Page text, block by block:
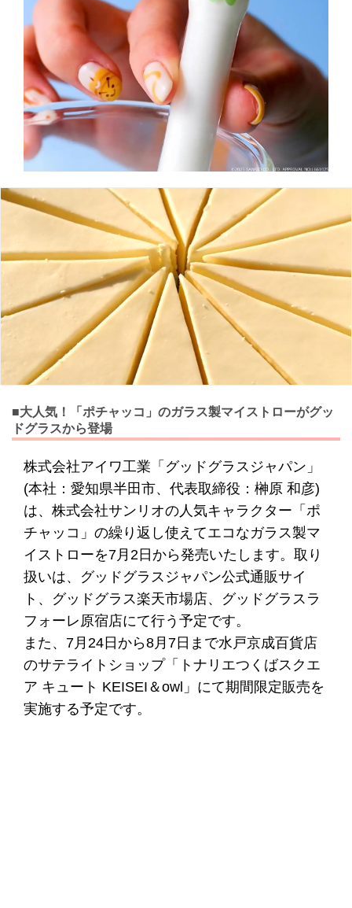
■大人気！「ポチャッコ」のガラス製マイストローがグッ
ドグラスから登場
株式会社アイワ工業「グッドグラスジャパン」
(本社：愛知県半田市、代表取締役：榊原 和彦)
は、株式会社サンリオの人気キャラクター「ポ
チャッコ」の繰り返し使えてエコなガラス製マ
イストローを7月2日から発売いたします。取り
扱いは、グッドグラスジャパン公式通販サイ
ト、グッドグラス楽天市場店、グッドグラスラ
フォーレ原宿店にて行う予定です。
また、7月24日から8月7日まで水戸京成百貨店
のサテライトショップ「トナリエつくばスクエ
ア キュート KEISEI＆owl」にて期間限定販売を
実施する予定です。